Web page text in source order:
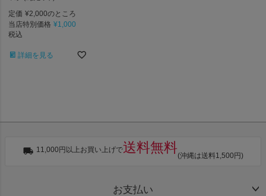
定価 ¥2,000のところ
当店特別価格 ¥1,000
税込
詳細を見る
11,000円以上お買い上げで送料無料
(沖縄は送料1,500円)
お支払い